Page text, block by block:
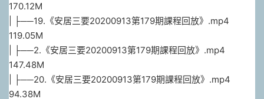
170.12M
| ├──19.《安居三要20200913第179期課程回放》.mp4
119.05M
| ├──2.《安居三要20200913第179期課程回放》.mp4
147.48M
| ├──20.《安居三要20200913第179期課程回放》.mp4
94.38M